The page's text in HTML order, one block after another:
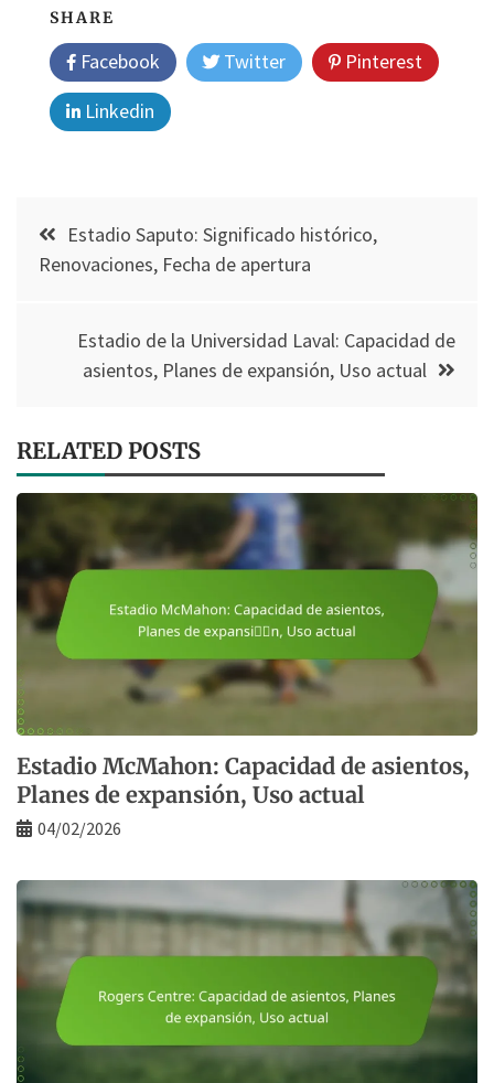
SHARE
Facebook Twitter
Pinterest
Linkedin
Post
navigation
Estadio Saputo: Significado histórico,
Renovaciones, Fecha de apertura
Estadio de la Universidad Laval: Capacidad de
asientos, Planes de expansión, Uso actual
RELATED POSTS
Estadio McMahon: Capacidad de asientos,
Planes de expansión, Uso actual
04/02/2026